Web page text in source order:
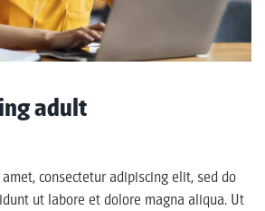
adult
consectetur adipiscing elit, sed do
ut labore et dolore magna aliqua. Ut